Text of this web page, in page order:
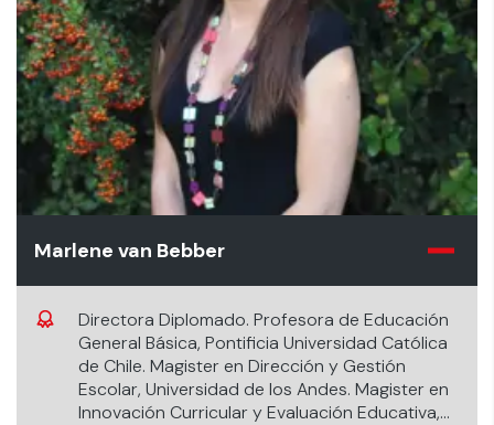
Marlene van Bebber
Directora Diplomado. Profesora de Educación
General Básica, Pontificia Universidad Católica
de Chile. Magister en Dirección y Gestión
Escolar, Universidad de los Andes. Magister en
Innovación Curricular y Evaluación Educativa,